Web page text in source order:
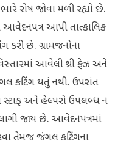
રોષ જોવા મળી રહ્યો છે.
આવેદનપત્ર આપી તાત્કાલિક
કરી છે. ગ્રામજનોના
આવેલી થ્રી ફેઝ અને
કટિંગ થતું નથી. ઉપરાંત
અને હેલ્પરો ઉપલબ્ધ ન
જાય છે. આવેદનપત્રમાં
તેમજ જંગલ કટિંગના